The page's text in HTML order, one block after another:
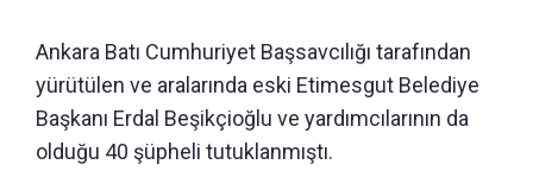
Ankara Batı Cumhuriyet Başsavcılığı tarafından
yürütülen ve aralarında eski Etimesgut Belediye
Başkanı Erdal Beşikçioğlu ve yardımcılarının da
olduğu 40 şüpheli tutuklanmıştı.